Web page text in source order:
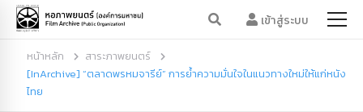
เข้าสู่ระบบ
หน้าหลัก
สาระภาพยนตร์
[InArchive] “ตลาดพรหมจารีย์” การย้ำความมั่นใจในแนวทางใหม่ให้แก่หนัง
ไทย